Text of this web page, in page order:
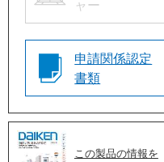
ャー
申請関係認定
書類
この製品の情報を